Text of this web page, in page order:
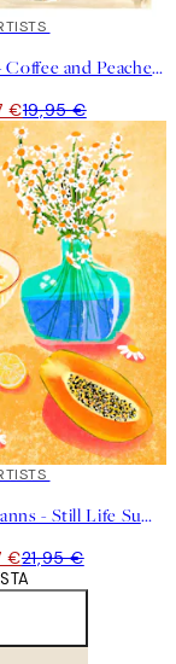
Laura Page - Coffee and Peaches Juliste
€19,95 €
Raissa Oltmanns - Still Life Summer Vibes Juliste
€21,95 €